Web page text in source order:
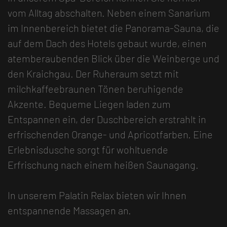
vom Alltag abschalten. Neben einem Sanarium
im Innenbereich bietet die Panorama-Sauna, die
auf dem Dach des Hotels gebaut wurde, einen
atemberaubenden Blick über die Weinberge und
den Kraichgau. Der Ruheraum setzt mit
milchkaffeebraunen Tönen beruhigende
Akzente. Bequeme Liegen laden zum
Entspannen ein, der Duschbereich erstrahlt in
erfrischenden Orange- und Apricotfarben. Eine
Erlebnisdusche sorgt für wohltuende
Erfrischung nach einem heißen Saunagang.
In unserem Palatin Relax bieten wir Ihnen
entspannende Massagen an.